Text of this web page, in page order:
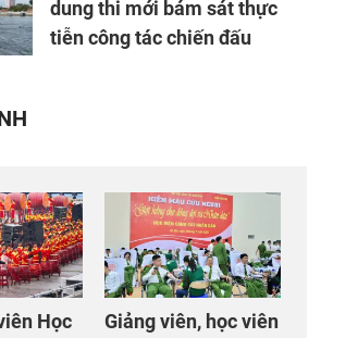
dung thi mới bám sát thực
tiễn công tác chiến đấu
Học
Giảng viên, học viên